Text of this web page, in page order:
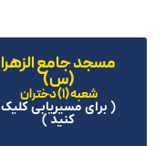
مسجد جامع الزهرا
(س)
شعبه (1) دختران
( برای مسیریابی کلیک
کنید )